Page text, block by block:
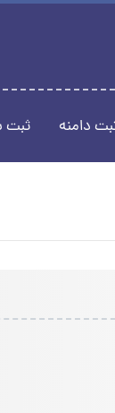
دامنه ثبت